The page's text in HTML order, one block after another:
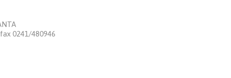
0241/480946